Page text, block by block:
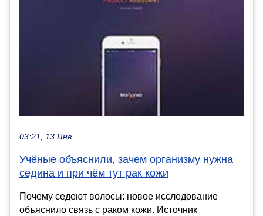
03:21, 13 Янв
Учёные объяснили, зачем организму нужна
седина и при чём тут рак кожи
Почему седеют волосы: новое исследование
объяснило связь с раком кожи. Источник